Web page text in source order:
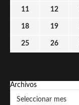
11 12
18 19
25 26
Archivos